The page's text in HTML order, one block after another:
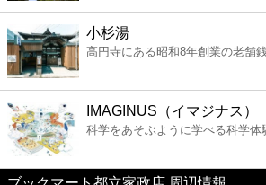
ファミレス
カフェ
小杉湯
高円寺にある昭和8年創業の老舗
IMAGINUS（イマジナス）
科学をあそぶように学べる科学体